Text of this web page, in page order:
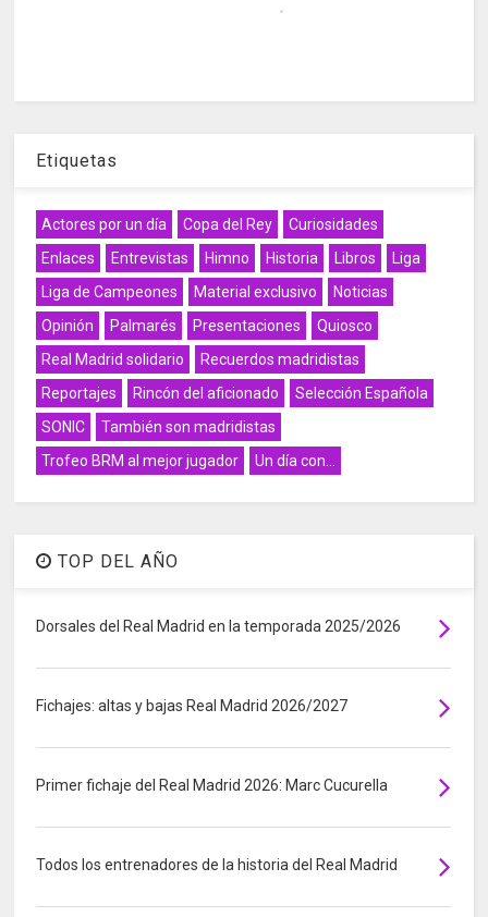
Etiquetas
Actores por un día Copa del Rey
Curiosidades
Enlaces
Entrevistas Himno Historia Libros
Liga
Liga de Campeones
Material exclusivo
Noticias
Opinión
Palmarés Presentaciones
Quiosco
Real Madrid solidario
Recuerdos madridistas
Reportajes
Rincón del aficionado
Selección Española
SONIC
También son madridistas
Trofeo BRM al mejor jugador
Un día con...
TOP DEL AÑO
Dorsales del Real Madrid en la temporada 2025/2026
Fichajes: altas y bajas Real Madrid 2026/2027
Primer fichaje del Real Madrid 2026: Marc Cucurella
Todos los entrenadores de la historia del Real Madrid